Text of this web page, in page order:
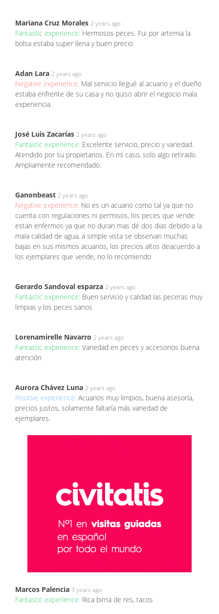
Mariana Cruz Morales 2 years ago
Fantastic experience: Hermosos peces. Fui por artemia la
bolsa estaba super llena y buen precio
Adan Lara 2 years ago
Negative experience: Mal servicio llegué al acuario y el dueño
estaba enfrente de su casa y no quiso abrir el negocio mala
experiencia
José Luis Zacarías 2 years ago
Fantastic experience: Excelente servicio, precio y variedad.
Atendido por su propietarios. En mi caso, solo algo retirado.
Ampliamente recomendado.
Ganonbeast 2 years ago
Negative experience: No es un acuario como tal ya que no
cuenta con regulaciones ni permisos, los peces que vende
estan enfermos ya que no duran mas de dos dias debido a la
mala calidad de agua, a simple vista se observan muchas
bajas en sus mismos acuarios, los precios altos deacuerdo a
los ejemplares que vende, no lo recomiendo
Gerardo Sandoval esparza 2 years ago
Fantastic experience: Buen servicio y calidad las peceras muy
limpias y los peces sanos
Lorenamirelle Navarro 2 years ago
Fantastic experience: Variedad en peces y accesorios buena
atención
Aurora Chávez Luna 2 years ago
Positive experience: Acuarios muy limpios, buena asesoría,
precios justos, solamente faltaría más variedad de
ejemplares.
Marcos Palencia 3 years ago
Fantastic experience: Rica birria de res, tacos